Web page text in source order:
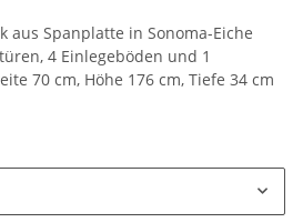
aus Spanplatte in Sonoma-Eiche
4 Einlegeböden und 1
70 cm, Höhe 176 cm, Tiefe 34 cm